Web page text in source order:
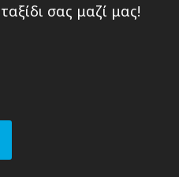
σας μαζί μας!